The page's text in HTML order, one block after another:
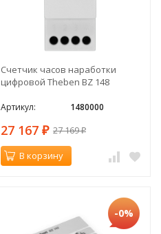
Счетчик часов наработки
цифровой Theben BZ 148
Артикул: 1480000
27 167 ₽ 27 169₽
В корзину
-0%